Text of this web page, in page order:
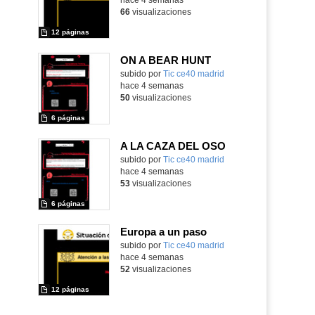
12 páginas
66visualizaciones
ON A BEAR HUNT
subido por Tic ce40 madrid
6 páginas
hace 4 semanas
50visualizaciones
A LA CAZA DEL OSO
subido por Tic ce40 madrid
6 páginas
hace 4 semanas
53visualizaciones
Europa a un paso
subido por Tic ce40 madrid
12 páginas
hace 4 semanas
52 visualizaciones